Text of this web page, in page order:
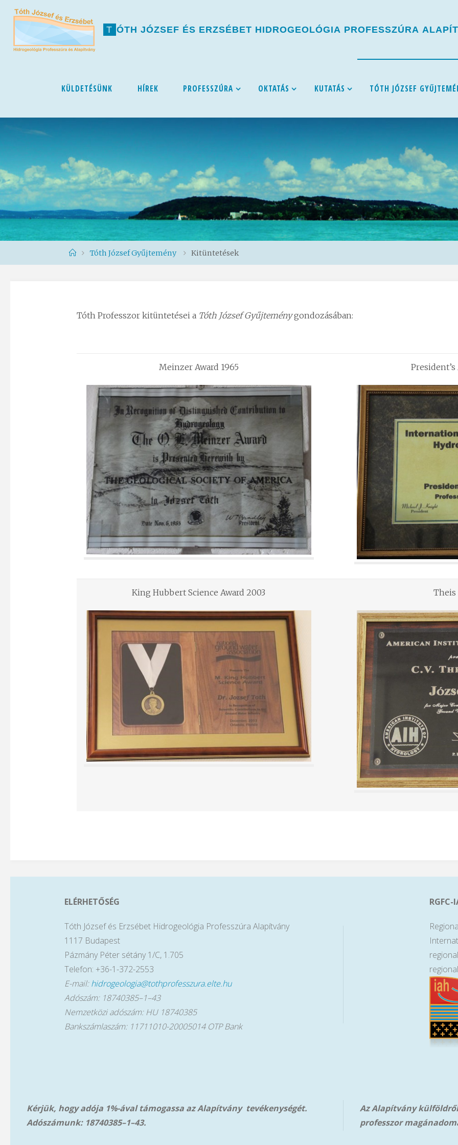
T ÓTH JÓZSEF ÉS ERZSÉBET HIDROGEOLÓGIA PROFESSZÚRA ALAPÍT
KÜLDETÉSÜNK HÍREK PROFESSZÚRA OKTATÁS KUTATÁS TÓTH JÓZSEF
HomeTóth József Gyűjtemény Kitüntetések
Tóth Professzor kitüntetései a Tóth József Gyűjteménygondozásában:
Meinzer Award 1965
King Hubbert Science Award 2003 Theis
ELÉRHETŐSÉG
Tóth József és Erzsébet Hidrogeológia Professzúra Alapítvány
1117 Budapest
Pázmány Péter sétány 1/C, 1.705
Telefon: +36-1-372-2553
E-mail:hidrogeologia@tothprofesszura.elte.hu
Adószám: 18740385–1–43
Nemzetközi adószám: HU 18740385
Bankszámlaszám: 11711010-20005014 OTP Bank
RGFC-
Kérjük, hogy adója 1%-ával támogassa az Alapítvány tevékenységét.
Adószámunk: 18740385–1–43.
Az Alapítvány
professzor